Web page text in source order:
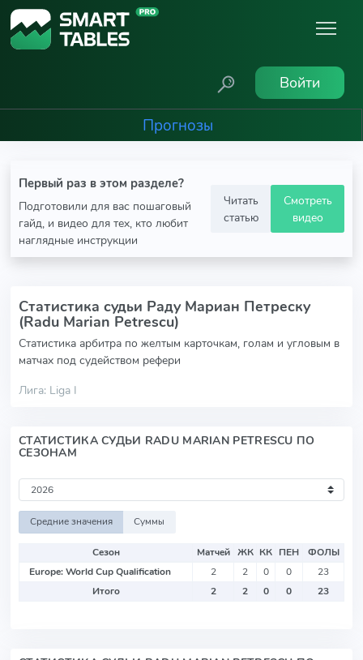
Войти
Прогнозы
Первый раз в этом разделе?
Подготовили для вас пошаговый
гайд, и видео для тех, кто любит
наглядные инструкции
Читать
статью
Смотреть
видео
Статистика судьи Раду Мариан Петреску
(Radu Marian Petrescu)
Статистика арбитра по желтым карточкам, голам и угловым в
матчах под судейством рефери
Лига: Liga I
СТАТИСТИКА СУДЬИ RADU MARIAN PETRESCU ПО
СЕЗОНАМ
Средние значения Суммы
Сезон Матчей ЖК КК ПЕН
ФОЛЫ
Europe: World Cup Qualification
2 2 0 0
23
Итого
2 2 0 0 23